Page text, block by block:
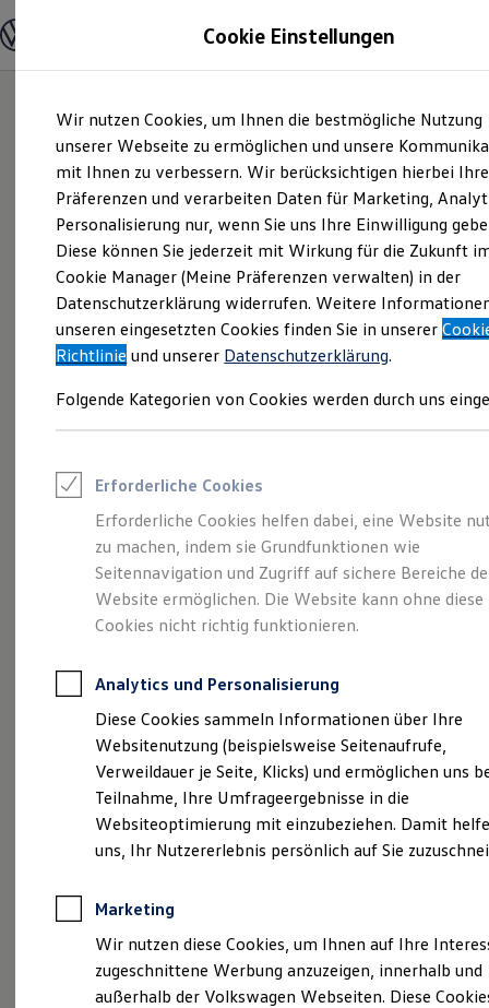
Hauptinhalt
springen
Footer
springen
Modelle und Konfigurator
Modelle vergleichen
Elektroautos
ENERGY Sondermodelle
Nutzfahrzeuge
SUV und CUV
Familienautos
Kombis
Kompaktwagen
Sportwagen
Schnell verfügbare Fahrzeuge
Angebote und Produkte
Aktuelle Angebote
E-Auto-Förderung
Volkswagen Marktplatz
Junge Gebrauchtwagen und Gebrauchtwagen
Saisonangebote
Leasing
Leasing-Angebote
Gebrauchtwagen Leasing
Junge Gebrauchtwagen-Leasing
Elektroauto Leasing
Kleinwagen-Leasing
Leasing ohne Anzahlung
Autokredit mit Schlussrate
Versicherungen und Garantien
Kfz-Versicherung
Restschuldversicherungen
Garantien
Wartungsverträge
Geschäftskunden
Professional Class bei Volkswagen
Großkunden
Behörden
Anpfiff zum Gewinn
Elektroautos
ID. Tutorials
Elektrofahrzeugkonzepte
Sportlich. Flexibel.
Komfortabel.
Entdecken Sie den
T‑Roc!
Impressum & Rechtliches)
Cookie Einstellungen
Wir nutzen Cookies, um Ihnen die bestmögliche Nutzung
unserer Webseite zu ermöglichen und unsere
mit Ihnen zu verbessern. Wir berücksichtigen hierbei Ihre
Präferenzen und verarbeiten Daten für Marketing,
Personalisierung nur, wenn Sie uns Ihre Einwilligung
Diese können Sie jederzeit mit Wirkung für die Zukunft
Cookie Manager (Meine Präferenzen verwalten) in der
Datenschutzerklärung widerrufen. Weitere
unseren eingesetzten Cookies finden Sie in unserer
Richtlinie und unserer Datenschutzerklärung.
Folgende Kategorien von Cookies werden durch uns
Erforderliche Cookies
Erforderliche Cookies helfen dabei, eine Website
zu machen, indem sie Grundfunktionen wie
Seitennavigation und Zugriff auf sichere Bereiche
Website ermöglichen. Die Website kann ohne diese
Cookies nicht richtig funktionieren.
Analytics und Personalisierung
Diese Cookies sammeln Informationen über Ihre
Websitenutzung (beispielsweise Seitenaufrufe,
Verweildauer je Seite, Klicks) und ermöglichen uns
Teilnahme, Ihre Umfrageergebnisse in die
Websiteoptimierung mit einzubeziehen. Damit
uns, Ihr Nutzererlebnis persönlich auf Sie
Marketing
Wir nutzen diese Cookies, um Ihnen auf Ihre
zugeschnittene Werbung anzuzeigen, innerhalb und
außerhalb der Volkswagen Webseiten. Diese